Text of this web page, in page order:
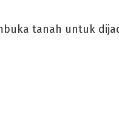
tanah untuk